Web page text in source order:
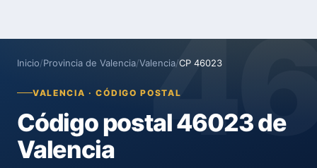
Inicio/Provincia de Valencia/Valencia/CP 46023
VALENCIA · CÓDIGO POSTAL
Código postal 46023 de
Valencia